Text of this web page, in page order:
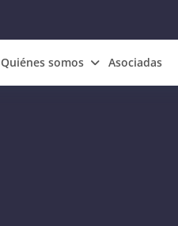
Quiénes somos Asociadas